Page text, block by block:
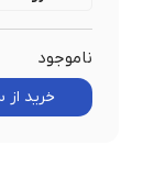
ناموجود
خرید